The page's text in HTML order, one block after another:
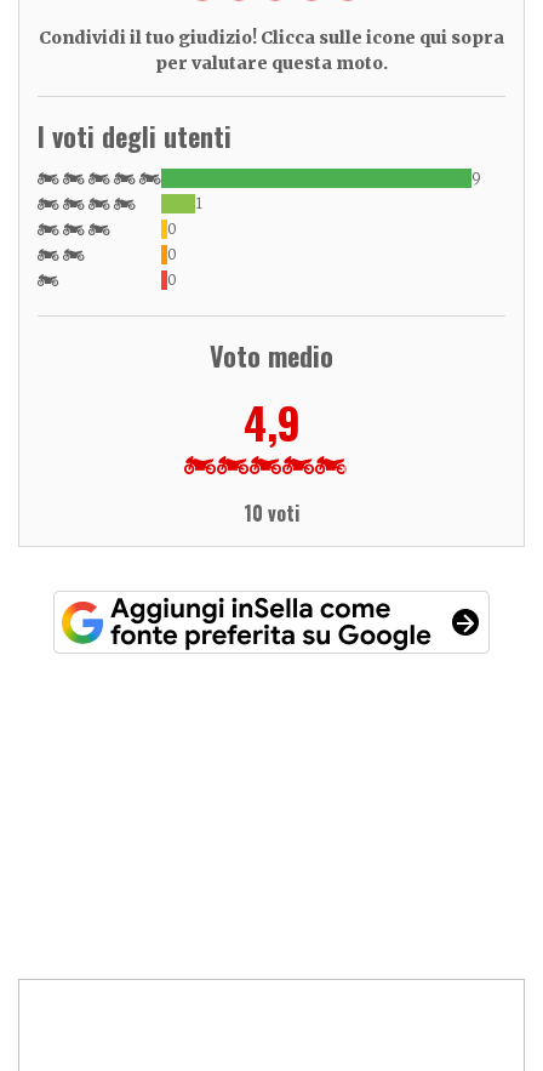
Condividi il tuo giudizio! Clicca sulle icone qui sopra
per valutare questa moto.
I voti degli utenti
9
1
0
0
0
Voto medio
4,9
10 voti